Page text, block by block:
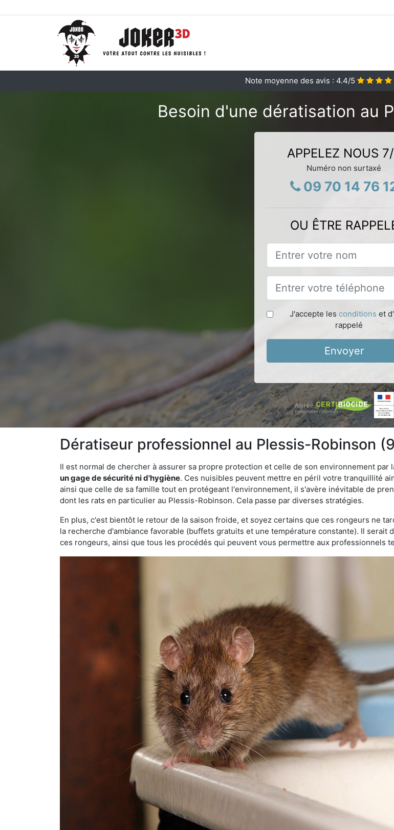
Note moyenne des avis : 4.4/5
Besoin d'une dératisation au
APPELEZ NOUS
Numéro non surtaxé
09 70 14 76
OU ÊTRE
J'accepte les conditions et
rappelé
Envoyer
Dératiseur professionnel au Plessis-Robinson
Il est normal de chercher à assurer sa propre protection et celle de son environnement par
un gage de sécurité ni d'hygiène. Ces nuisibles peuvent mettre en péril votre tranquillité
ainsi que celle de sa famille tout en protégeant l'environnement, il s'avère inévitable de
dont les rats en particulier au Plessis-Robinson. Cela passe par diverses stratégies.
En plus, c'est bientôt le retour de la saison froide, et soyez certains que ces rongeurs ne
la recherche d'ambiance favorable (buffets gratuits et une température constante). Il serait
ces rongeurs, ainsi que tous les procédés qui peuvent vous permettre aux professionnels